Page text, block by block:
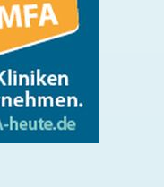
Seminar: Umgang
Tod und Trauer im
Praxisalltag
22. Juli 2026